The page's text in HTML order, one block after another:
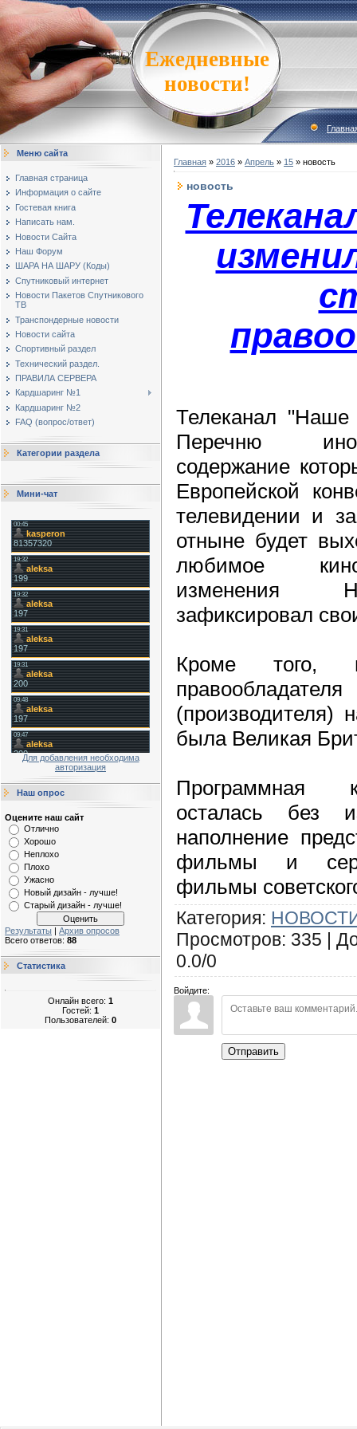
Ежедневные
новости!
Меню сайта
Главная страница
Информация о сайте
Гостевая книга
Написать нам.
Новости Сайта
Наш Форум
ШАРА НА ШАРУ (Коды)
Спутниковый интернет
Новости Пакетов Спутникового
ТВ
Транспондерные новости
Новости сайта
Спортивный раздел
Технический раздел.
ПРАВИЛА СЕРВЕРА
Кардшаринг №1
Кардшаринг №2
FAQ (вопрос/ответ)
Категории раздела
Мини-чат
Для добавления необходима
авторизация
Наш опрос
Оцените наш сайт
Отлично
Хорошо
Неплохо
Плохо
Ужасно
Новый дизайн - лучше!
Старый дизайн - лучше!
Результаты | Архив опросов
Всего ответов: 88
Статистика
Онлайн всего: 1
Гостей: 1
Пользователей: 0
Главная » 2016 » Апрель » 15 » новость
новость
Телеканал "Наше
Перечню
содержание
Европейской
телевидении и
отныне будет
любимое
изменения
зафиксировал
Кроме того,
(производителя)
была Великая
Программная
осталась без
наполнение
фильмы и
фильмы
Категория:
Просмотров: 335 |
0.0/0
Войдите:
Отправить